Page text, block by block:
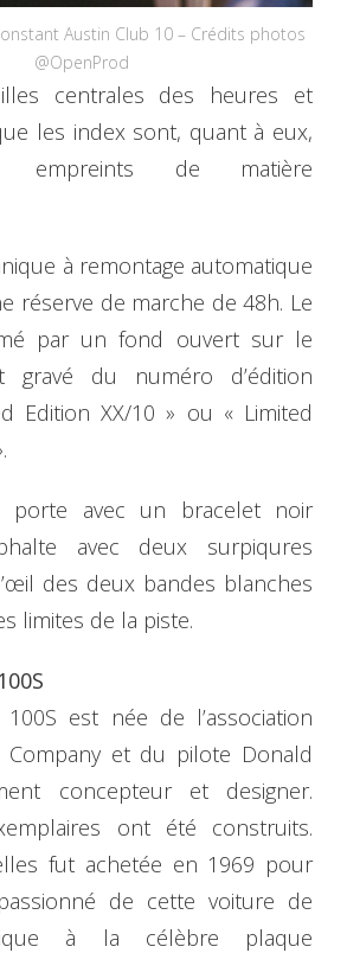
Austin Club 10 – Crédits photos
@OpenProd
centrales des heures et
les index sont, quant à eux,
empreints de matière
à remontage automatique
réserve de marche de 48h. Le
par un fond ouvert sur le
gravé du numéro d’édition
Edition XX/10 » ou « Limited
porte avec un bracelet noir
avec deux surpiqures
des deux bandes blanches
limites de la piste.
100S est née de l’association
Company et du pilote Donald
concepteur et designer.
ont été construits.
fut achetée en 1969 pour
de cette voiture de
à la célèbre plaque